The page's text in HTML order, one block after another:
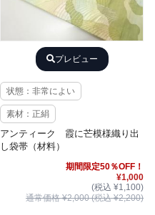
プレビュー
状態：非常によい
素材：正絹
アンティーク 霞に芒模様織り出
し袋帯（材料）
期間限定50％OFF！
¥1,000
(税込 ¥1,100)
通常価格 ¥2,000 (税込 ¥2,200)